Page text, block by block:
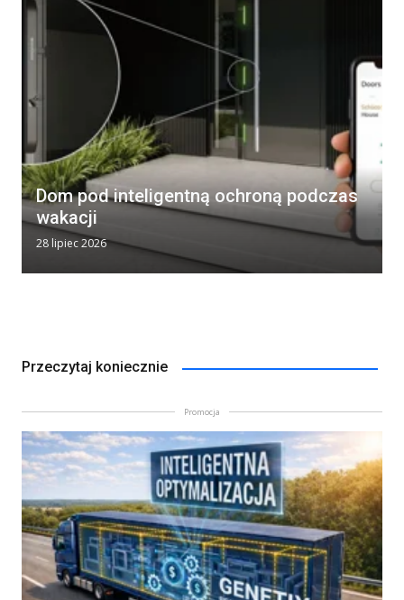
Dom pod inteligentną ochroną podczas
wakacji
28 lipiec 2026
Przeczytaj koniecznie
Promocja